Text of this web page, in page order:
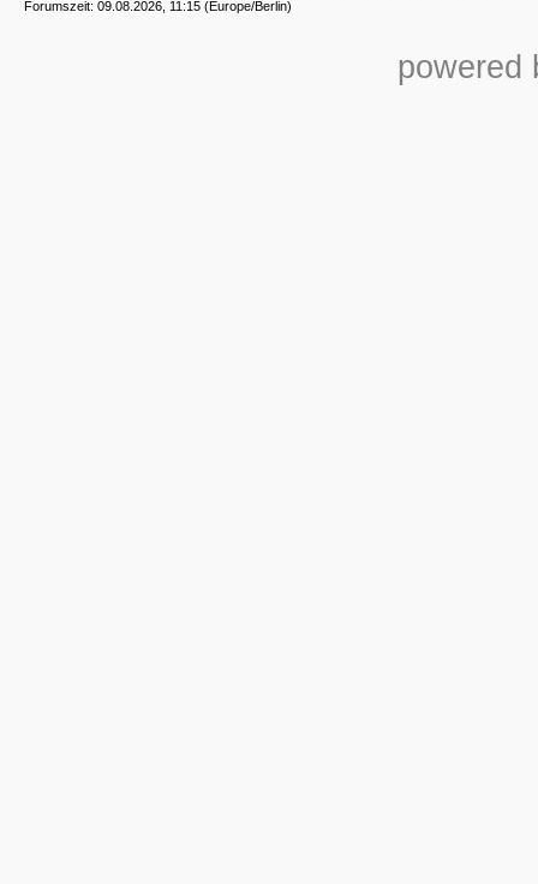
Forumszeit: 09.08.2026, 11:15 (Europe/Berlin)
powered